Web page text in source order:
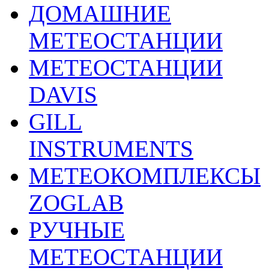
ДОМАШНИЕ
МЕТЕОСТАНЦИИ
МЕТЕОСТАНЦИИ
DAVIS
GILL
INSTRUMENTS
МЕТЕОКОМПЛЕКСЫ
ZOGLAB
РУЧНЫЕ
МЕТЕОСТАНЦИИ